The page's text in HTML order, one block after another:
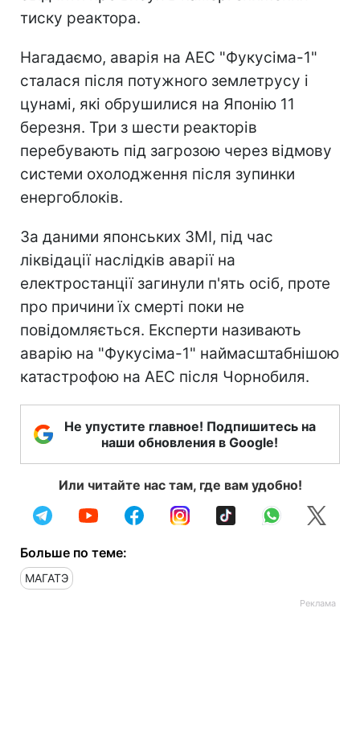
тиску реактора.
Нагадаємо, аварія на АЕС "Фукусіма-1"
сталася після потужного землетрусу і
цунамі, які обрушилися на Японію 11
березня. Три з шести реакторів
перебувають під загрозою через відмову
системи охолодження після зупинки
енергоблоків.
За даними японських ЗМІ, під час
ліквідації наслідків аварії на
електростанції загинули п'ять осіб, проте
про причини їх смерті поки не
повідомляється. Експерти називають
аварію на "Фукусіма-1" наймасштабнішою
катастрофою на АЕС після Чорнобиля.
Не упустите главное! Подпишитесь на
наши обновления в Google!
Или читайте нас там, где вам удобно!
Больше по теме:
МАГАТЭ